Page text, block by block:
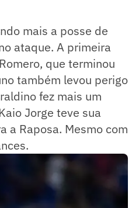
mais a posse de
ataque. A primeira
que terminou
também levou perigo
fez mais um
Jorge teve sua
a Raposa. Mesmo com